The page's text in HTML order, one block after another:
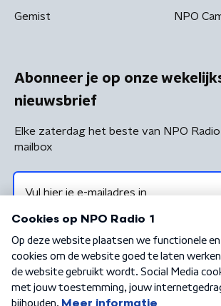
Gemist NPO
Abonneer je op onze
nieuwsbrief
Elke zaterdag het beste van NPO
mailbox
Algemene voorwaarden